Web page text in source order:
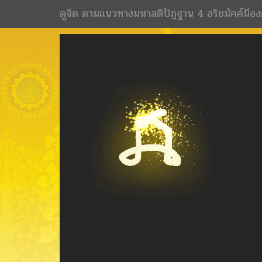
ดูจิต ตามแนวทางมหาสติปัฏฐาน 4 อริยมัคค์มีอ